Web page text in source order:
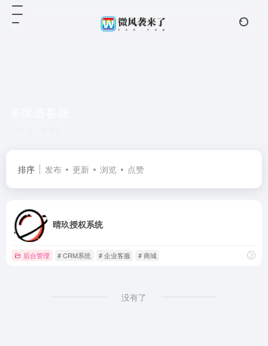
排序 发布 更新 浏览 点赞
晴玖授权系统
后台管理 # CRM系统 # 企业客服 # 商城
没有了